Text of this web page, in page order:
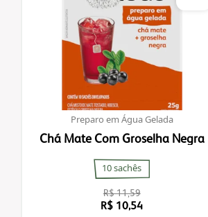
Preparo em Água Gelada
Chá Mate Com Groselha Negra
10 sachês
R$ 10,54
R$ 11,59